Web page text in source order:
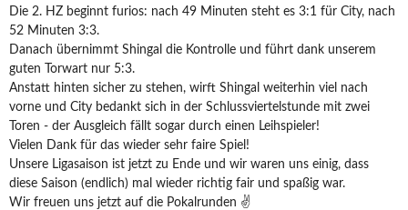
Die 2. HZ beginnt furios: nach 49 Minuten steht es 3:1 für City, nach
52 Minuten 3:3.
Danach übernimmt Shingal die Kontrolle und führt dank unserem
guten Torwart nur 5:3.
Anstatt hinten sicher zu stehen, wirft Shingal weiterhin viel nach
vorne und City bedankt sich in der Schlussviertelstunde mit zwei
Toren - der Ausgleich fällt sogar durch einen Leihspieler!
Vielen Dank für das wieder sehr faire Spiel!
Unsere Ligasaison ist jetzt zu Ende und wir waren uns einig, dass
diese Saison (endlich) mal wieder richtig fair und spaßig war.
Wir freuen uns jetzt auf die Pokalrunden ✌️